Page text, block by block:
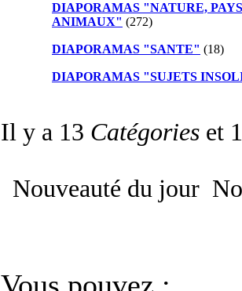
DIAPORAMAS "NATURE,
ANIMAUX" (272)
DIAPORAMAS "SANTE" (18)
DIAPORAMAS "SUJETS
Il y a 13 Catégories et
Nouveauté du jour